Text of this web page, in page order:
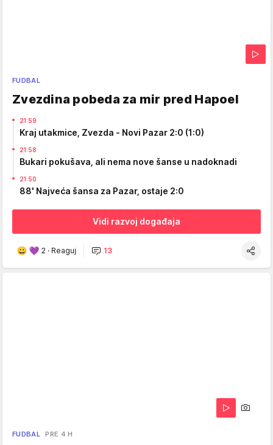
FUDBAL
Zvezdina pobeda za mir pred Hapoel
21:59
Kraj utakmice, Zvezda - Novi Pazar 2:0 (1:0)
21:58
Bukari pokušava, ali nema nove šanse u nadoknadi
21:50
88' Najveća šansa za Pazar, ostaje 2:0
Vidi razvoj događaja
2 · Reaguj 13
FUDBAL PRE 4 H